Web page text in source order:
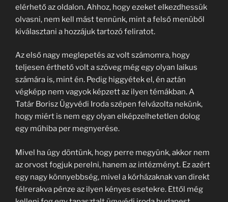
elérhető az oldalon. Ahhoz, hogy ezeket elkezdhessük
olvasni, nem kell mást tennünk, mint a felső menüből
kiválasztani a hozzájuk tartozó feliratot.
Az első nagy meglepetés az volt számomra, hogy
teljesen érthető volt a szöveg még egy olyan laikus
számára is, mint én. Pedig higgyétek el, én aztán
végképp nem vagyok képzett az ilyen témákban. A
Tatár Borisz Ügyvédi Iroda szépen felvázolta nekünk,
hogy miért is nem egy olyan elképzelhetetlen dolog
egy műhiba per megnyerése.
Mivel ha úgy döntünk, hogy perre megyünk, akkor nem
az orvost fogjuk perelni, hanem az intézményt. Ez azért
egy nagy könnyebbség, mivel a kórházaknak van direkt
félrerakva pénze az ilyen kényes esetekre. Ettől még